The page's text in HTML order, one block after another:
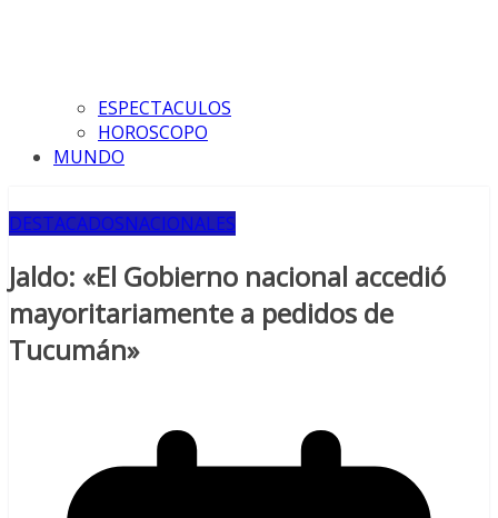
ESPECTACULOS
HOROSCOPO
MUNDO
DESTACADOSNACIONALES
Jaldo: «El Gobierno nacional accedió
mayoritariamente a pedidos de
Tucumán»